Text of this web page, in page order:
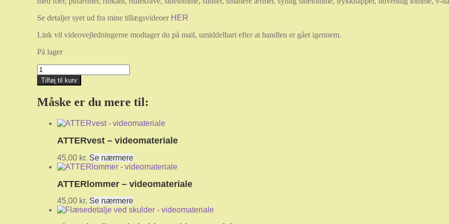
Se detaljer syet ud fra mine tillægsvideoer HER
Link vil videovejledningerne modtager du på mail, umiddelbart efter at handlen er gået igennem.
På lager
ATTERtillægsvideoer
antal
Tilføj til kurv
Måske er du mere til:
ATTERvest – videomateriale
45,00 kr. Se nærmere
ATTERlommer – videomateriale
45,00 kr. Se nærmere